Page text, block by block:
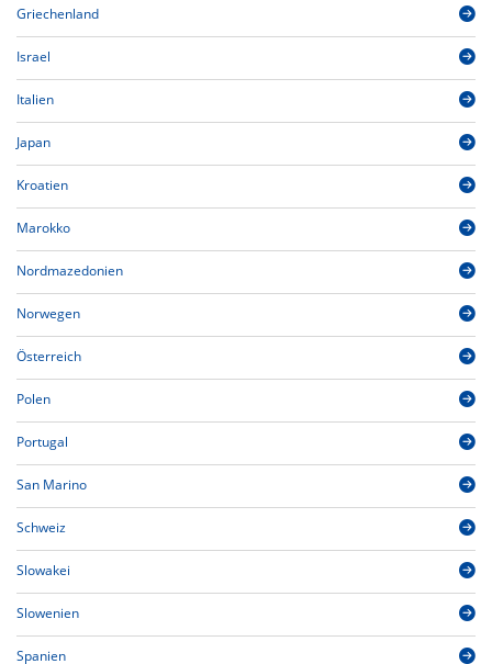
Griechenland
Israel
Italien
Japan
Kroatien
Marokko
Nordmazedonien
Norwegen
Österreich
Polen
Portugal
San Marino
Schweiz
Slowakei
Slowenien
Spanien